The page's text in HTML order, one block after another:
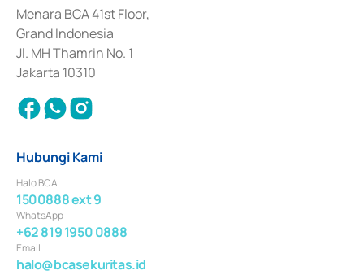
Penerbitan, Transaksi, serta Penatausahaan dan Penyelesaian Transaksi
Surat Berharga Komersial yang izinnya diterbitkan pada tahun 2018.
Menara BCA 41st Floor,
Grand Indonesia
Jl. MH Thamrin No. 1
Jakarta 10310
Hubungi Kami
Halo BCA
1500888 ext 9
WhatsApp
+62 819 1950 0888
Email
halo@bcasekuritas.id